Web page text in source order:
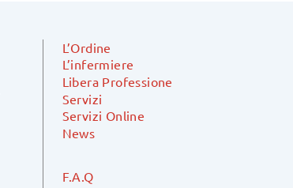
L’Ordine
L’infermiere
Libera Professione
Servizi
Servizi Online
News
F.A.Q